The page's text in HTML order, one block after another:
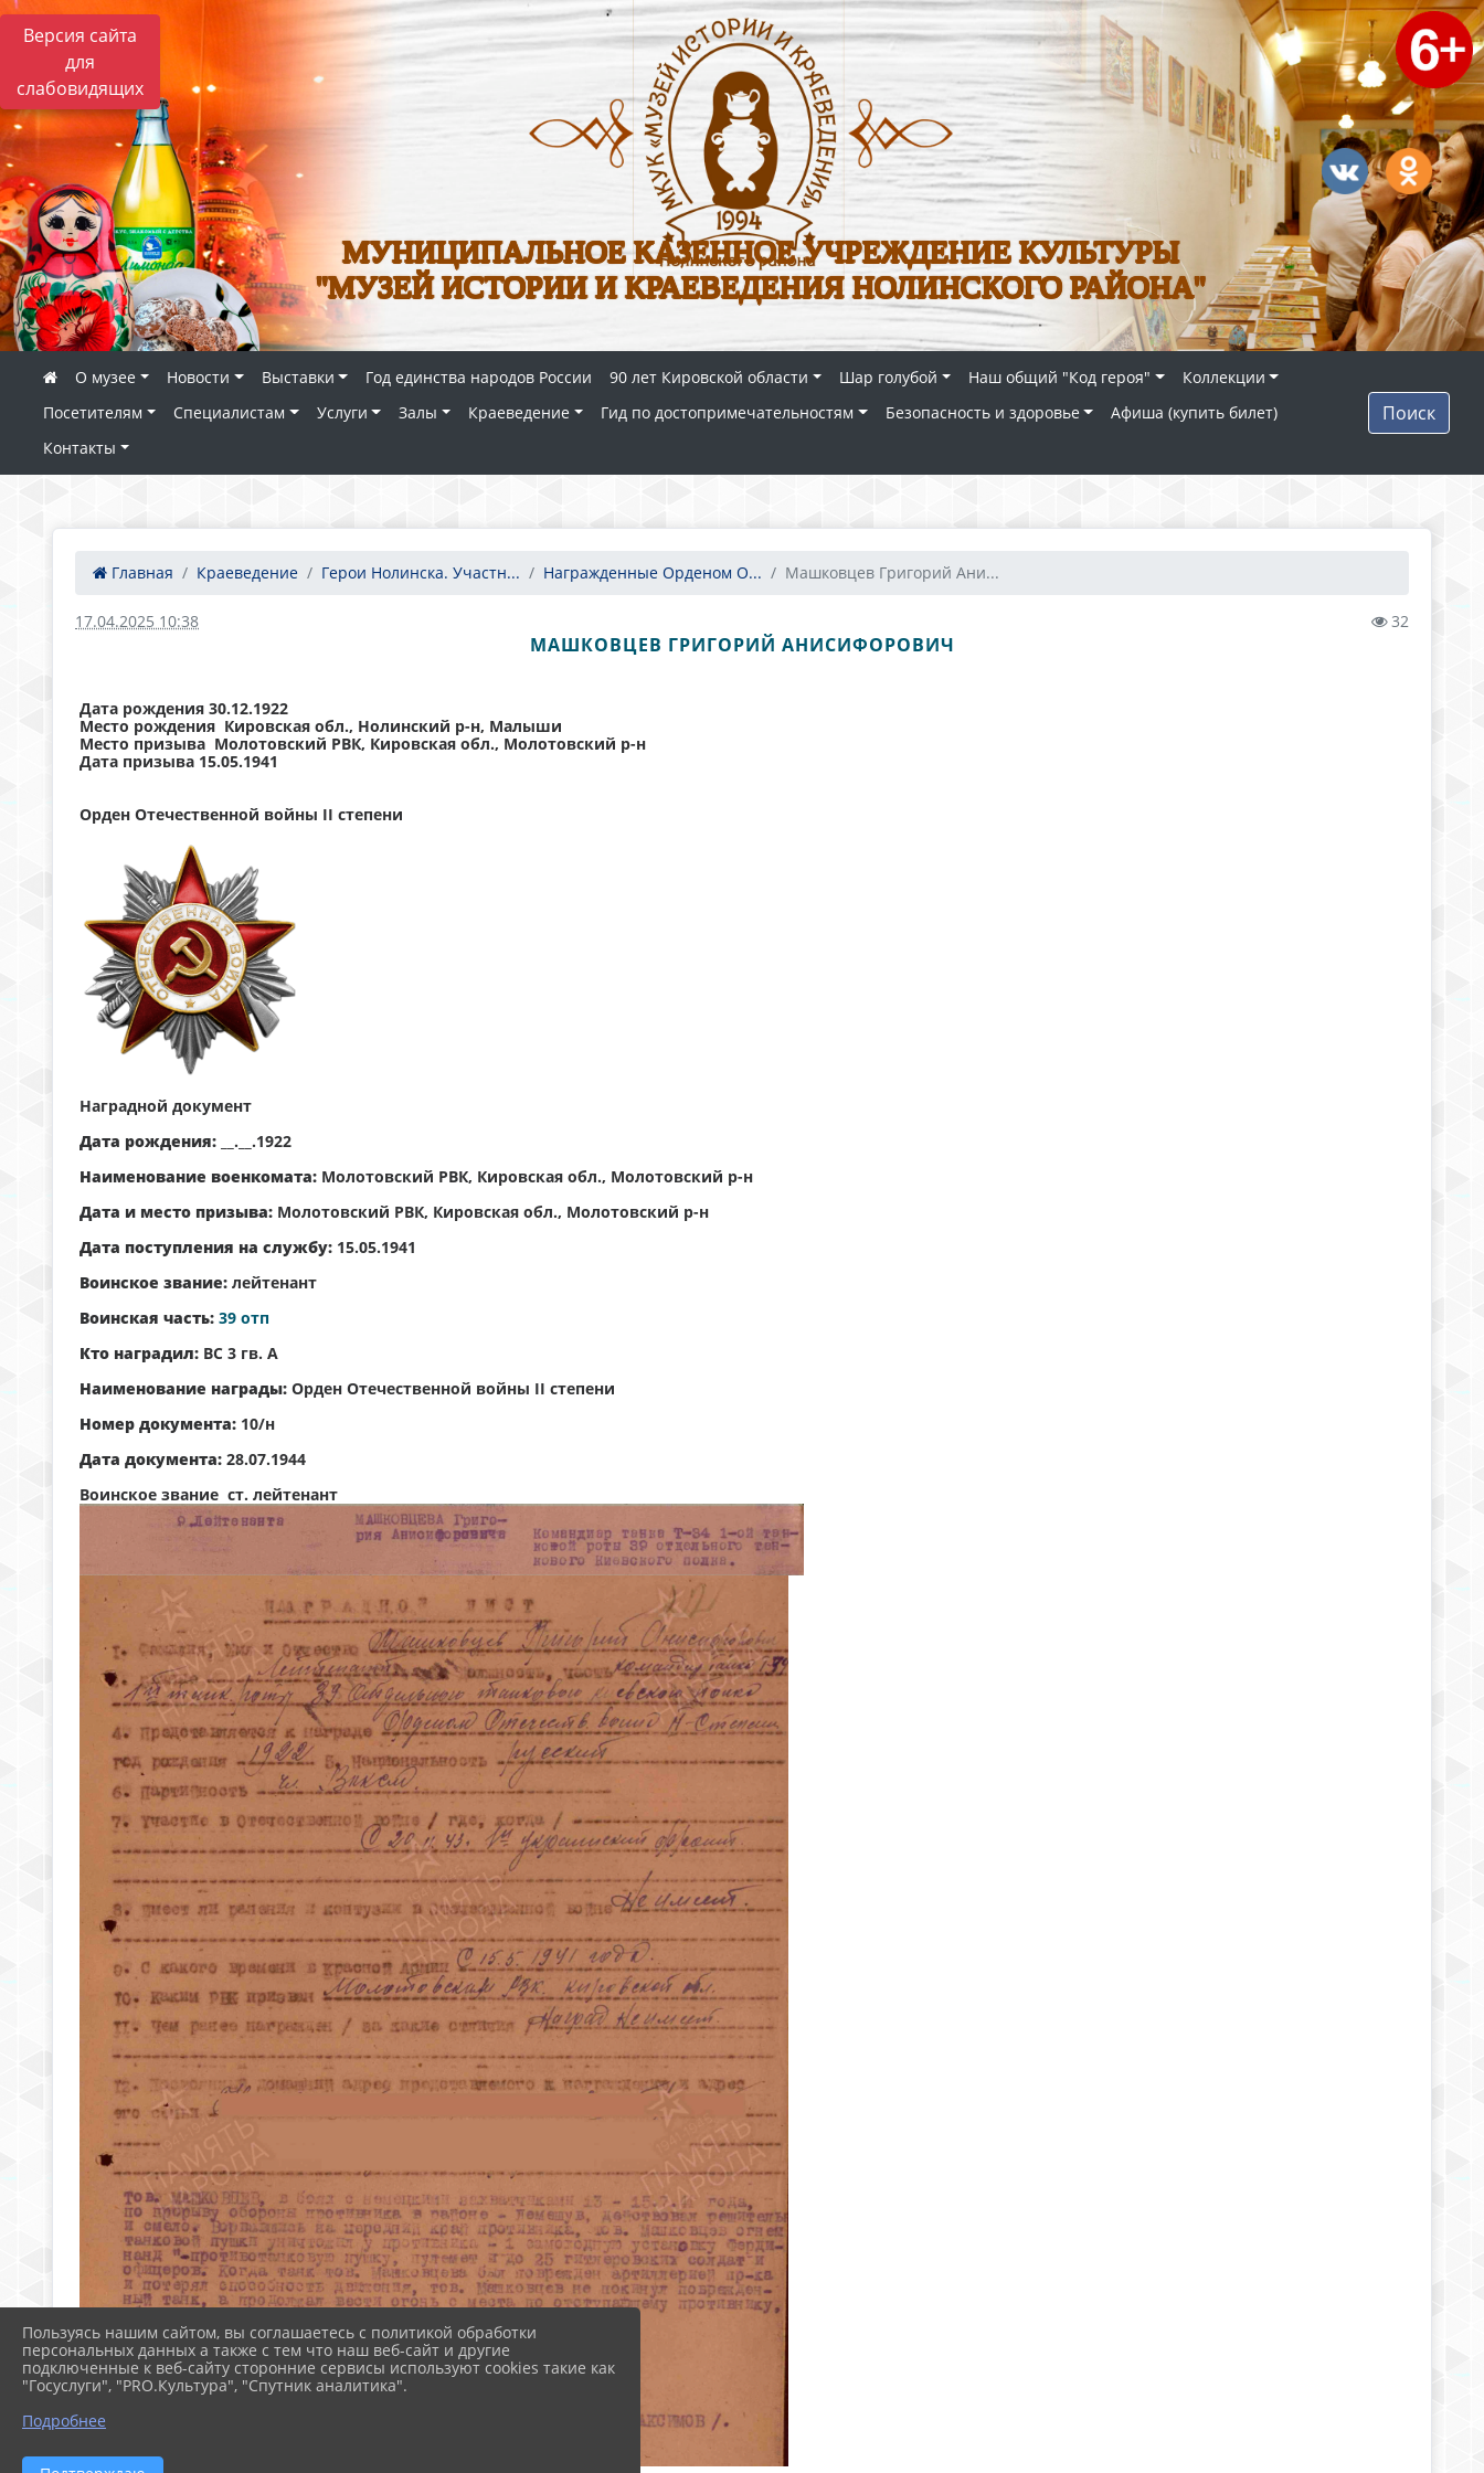
Версия сайта
для
слабовидящих
МУНИЦИПАЛЬНОЕ КАЗЕННОЕ УЧРЕЖДЕНИЕ КУЛЬТУРЫ
"МУЗЕЙ ИСТОРИИ И КРАЕВЕДЕНИЯ НОЛИНСКОГО РАЙОНА"
О музее Новости Выставки Год единства народов России 90 лет Кировской области Шар голубой Наш общий "Код героя"
Коллекции
Посетителям
Специалистам Услуги Залы Краеведение Гид по достопримечательностям Безопасность и здоровье
Афиша (купить билет)
Контакты
Поиск
Главная Краеведение Герои Нолинска. Участн... Награжденные Орденом О... Машковцев Григорий Ани...
17.04.2025 10:38 32
МАШКОВЦЕВ ГРИГОРИЙ АНИСИФОРОВИЧ
Дата рождения 30.12.1922
Место рождения Кировская обл., Нолинский р-н, Малыши
Место призыва Молотовский РВК, Кировская обл., Молотовский р-н
Дата призыва 15.05.1941
Орден Отечественной войны II степени
Наградной документ
Дата рождения: __.__.1922
Наименование военкомата: Молотовский РВК, Кировская обл., Молотовский р-н
Дата и место призыва: Молотовский РВК, Кировская обл., Молотовский р-н
Дата поступления на службу: 15.05.1941
Воинское звание: лейтенант
Воинская часть: 39 отп
Кто наградил: ВС 3 гв. А
Наименование награды: Орден Отечественной войны II степени
Номер документа: 10/н
Дата документа: 28.07.1944
Воинское звание ст. лейтенант
Пользуясь нашим сайтом, вы соглашаетесь с политикой обработки
персональных данных а также с тем что наш веб-сайт и другие
подключенные к веб-сайту сторонние сервисы используют cookies такие как
"Госуслуги", "PRO.Культура", "Спутник аналитика".
Подробнее